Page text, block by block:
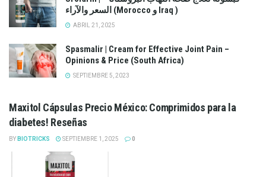
السعر والآراء (Morocco و Iraq )
ABRIL 21, 2025
Spasmalir | Cream for Effective Joint Pain –
Opinions & Price (South Africa)
SEPTIEMBRE 5, 2023
Maxitol Cápsulas Precio México: Comprimidos para la
diabetes! Reseñas
BY BIOTRICKS SEPTIEMBRE 1, 2025 0